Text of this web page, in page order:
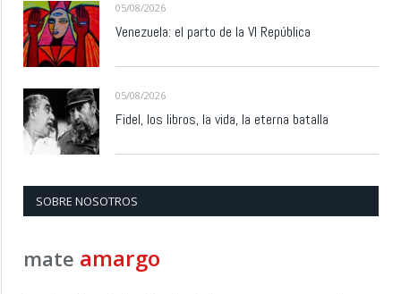
05/08/2026
Venezuela: el parto de la VI República
05/08/2026
Fidel, los libros, la vida, la eterna batalla
SOBRE NOSOTROS
mate amargo